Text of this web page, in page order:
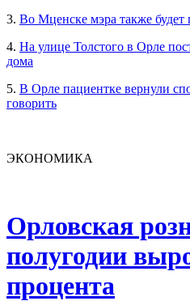
3. Во Мценске мэра также будет
4. На улице Толстого в Орле
дома
5. В Орле пациентке вернули
говорить
ЭКОНОМИКА
Орловская
полугодии
процента